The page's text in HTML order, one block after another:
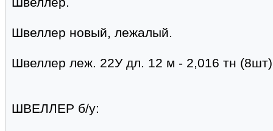
Швеллер новый, лежалый.
Швеллер леж. 22У дл. 12 м - 2,016 тн (8шт)
ШВЕЛЛЕР б/у: